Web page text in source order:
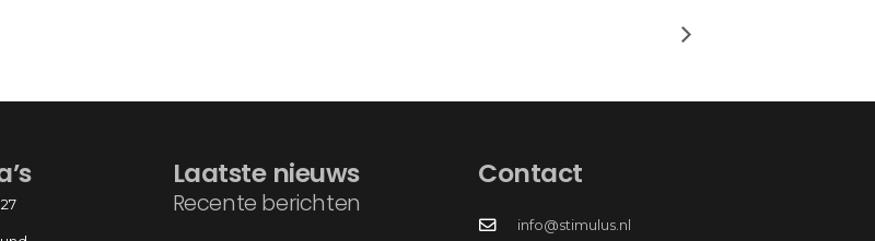
Laatste nieuws
Recente berichten
Contact
info@stimulus.nl